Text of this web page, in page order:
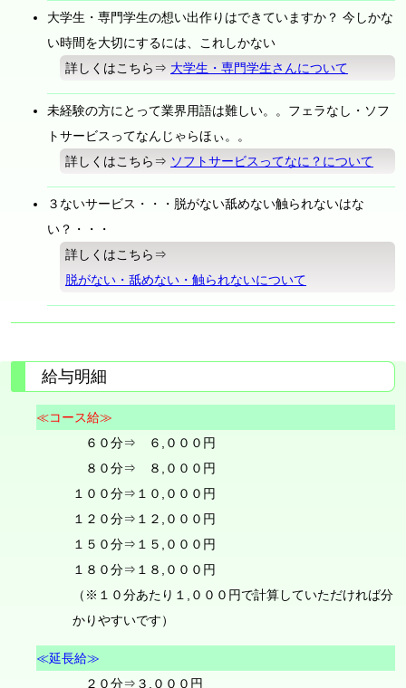
大学生・専門学生の想い出作りはできていますか？ 今しかな
い時間を大切にするには、これしかない
詳しくはこちら⇒ 大学生・専門学生さんについて
未経験の方にとって業界用語は難しい。。フェラなし・ソフ
トサービスってなんじゃらほぃ。。
詳しくはこちら⇒ ソフトサービスってなに？について
３ないサービス・・・脱がない舐めない触られないはな
い？・・・
詳しくはこちら⇒
脱がない・舐めない・触られないについて
給与明細
≪コース給≫
６０分⇒ ６,０００円
８０分⇒ ８,０００円
１００分⇒１０,０００円
１２０分⇒１２,０００円
１５０分⇒１５,０００円
１８０分⇒１８,０００円
（※１０分あたり１,０００円で計算していただければ分
かりやすいです）
≪延長給≫
２０分⇒３,０００円